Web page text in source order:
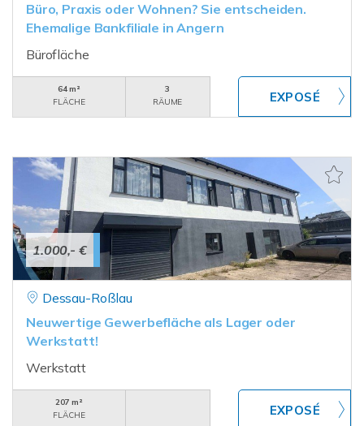
Büro, Praxis oder Wohnen? Sie entscheiden.
Ehemalige Bankfiliale in Angern
Bürofläche
64 m²
FLÄCHE
3
RÄUME
1.000,- €
Dessau-Roßlau
Neuwertige Gewerbefläche als Lager oder
Werkstatt!
Werkstatt
207 m²
FLÄCHE